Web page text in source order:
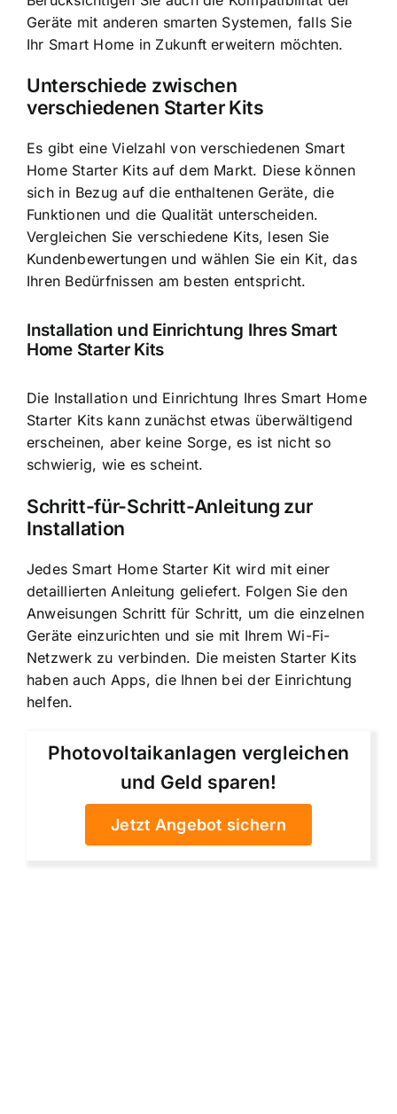
Geräte mit anderen smarten Systemen, falls Sie
Ihr Smart Home in Zukunft erweitern möchten.
Unterschiede zwischen
verschiedenen Starter Kits
Es gibt eine Vielzahl von verschiedenen Smart
Home Starter Kits auf dem Markt. Diese können
sich in Bezug auf die enthaltenen Geräte, die
Funktionen und die Qualität unterscheiden.
Vergleichen Sie verschiedene Kits, lesen Sie
Kundenbewertungen und wählen Sie ein Kit, das
Ihren Bedürfnissen am besten entspricht.
Installation und Einrichtung Ihres Smart
Home Starter Kits
Die Installation und Einrichtung Ihres Smart Home
Starter Kits kann zunächst etwas überwältigend
erscheinen, aber keine Sorge, es ist nicht so
schwierig, wie es scheint.
Schritt-für-Schritt-Anleitung zur
Installation
Jedes Smart Home Starter Kit wird mit einer
detaillierten Anleitung geliefert. Folgen Sie den
Anweisungen Schritt für Schritt, um die einzelnen
Geräte einzurichten und sie mit Ihrem Wi-Fi-
Netzwerk zu verbinden. Die meisten Starter Kits
haben auch Apps, die Ihnen bei der Einrichtung
helfen.
Photovoltaikanlagen vergleichen
und Geld sparen!
Jetzt Angebot sichern